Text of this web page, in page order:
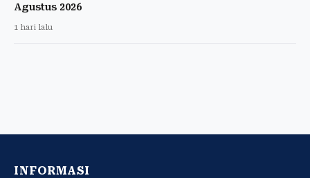
Agustus 2026
1 hari lalu
INFORMASI